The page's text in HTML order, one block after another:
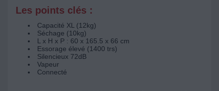
Les points clés :
Capacité XL (12kg)
Séchage (10kg)
L x H x P : 60 x 165.5 x 66 cm
Essorage élevé (1400 trs)
Silencieux 72dB
Vapeur
Connecté